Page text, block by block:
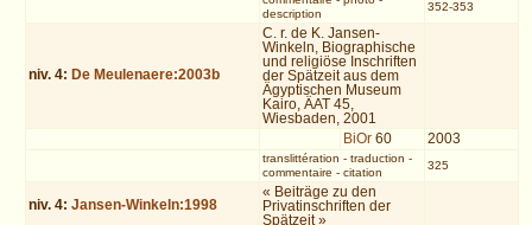
description
352-353
niv. 4: De Meulenaere:2003b
C. r. de K. Jansen-
Winkeln, Biographische
und religiöse Inschriften
der Spätzeit aus dem
Ägyptischen Museum
Kairo, ÄAT 45,
Wiesbaden, 2001
BiOr 60 2003
translittération - traduction -
commentaire - citation
325
niv. 4:Jansen-Winkeln:1998
« Beiträge zu den
Privatinschriften der
Spätzeit »